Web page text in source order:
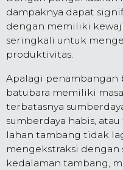
dampaknya dapat
dengan memiliki
seringkali untuk
produktivitas.
Apalagi penambangan
batubara memiliki
terbatasnya
sumberdaya habis,
lahan tambang tidak
mengekstraksi dengan
kedalaman tambang,